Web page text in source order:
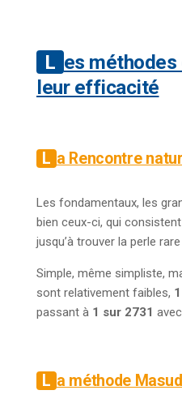
Les méthodes de chasse et
leur efficacité
La Rencontre
Les fondamentaux, les
bien ceux-ci, qui
jusqu’à trouver la perle rare
Simple, même simpliste,
sont relativement faibles,
passant à 1 sur 2731
La méthode